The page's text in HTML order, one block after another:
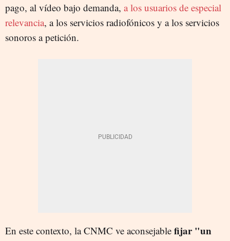
pago, al vídeo bajo demanda, a los usuarios de especial
relevancia, a los servicios radiofónicos y a los servicios
sonoros a petición.
En este contexto, la CNMC ve aconsejable fijar "un